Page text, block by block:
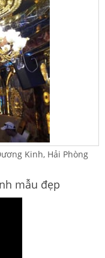
Kinh, Hải Phòng
mẫu đẹp